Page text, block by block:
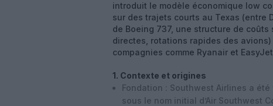
introduit le modèle économique low
sur des trajets courts au Texas (entre
de Boeing 737, une structure de
directes, rotations rapides des
compagnies comme Ryanair et
1. Contexte et origines
Fondation : Southwest Airlines a été
sous le nom initial d’Air Southwest